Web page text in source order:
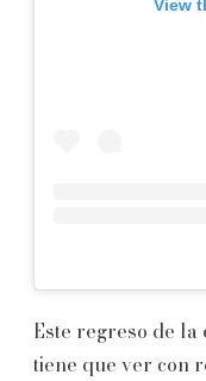
View
Este regreso de la
tiene que ver con